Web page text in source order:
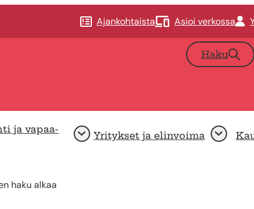
Ajankohtaista
Asioi verkossa
Haku
ja vapaa-
AvaaYritykset ja elinvoima Avaa
haku alkaa